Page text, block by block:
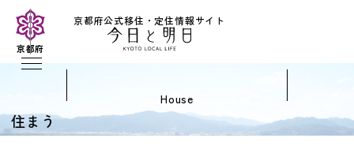
京都府公式移住・定住情報サイト
京都府
house
住まう